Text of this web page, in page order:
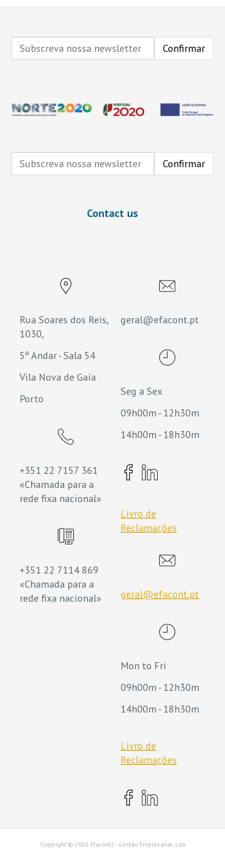
Contact us
Rua Soares dos Reis,
1030,
5º Andar - Sala 54
Vila Nova de Gaia
Porto
+351 22 7157 361
«Chamada para a
rede fixa nacional»
+351 22 7114 869
«Chamada para a
rede fixa nacional»
geral@efacont.pt
Seg a Sex
09h00m - 12h30m
14h00m - 18h30m
Livro de
Reclamações
geral@efacont.pt
Mon to Fri
09h00m - 12h30m
14h00m - 18h30m
Livro de
Reclamações
Copyright © 2026 Efacont2 - Gestão Empresarial, Lda